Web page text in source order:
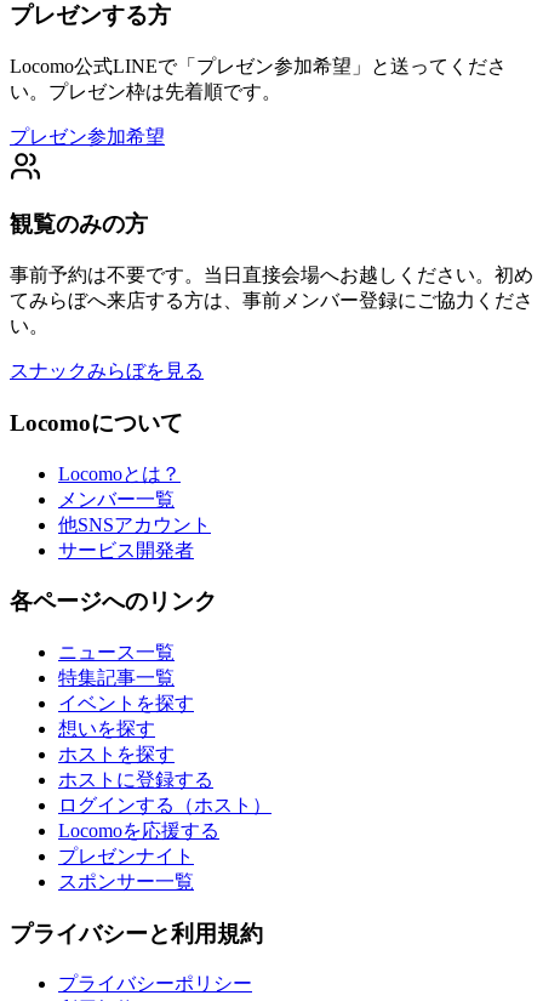
プレゼンする方
Locomo公式LINEで「プレゼン参加希望」と送ってくださ
い。プレゼン枠は先着順です。
プレゼン参加希望
観覧のみの方
事前予約は不要です。当日直接会場へお越しください。初め
てみらぼへ来店する方は、事前メンバー登録にご協力くださ
い。
スナックみらぼを見る
Locomoについて
Locomoとは？
メンバー一覧
他SNSアカウント
サービス開発者
各ページへのリンク
ニュース一覧
特集記事一覧
イベントを探す
想いを探す
ホストを探す
ホストに登録する
ログインする（ホスト）
Locomoを応援する
プレゼンナイト
スポンサー一覧
プライバシーと利用規約
プライバシーポリシー